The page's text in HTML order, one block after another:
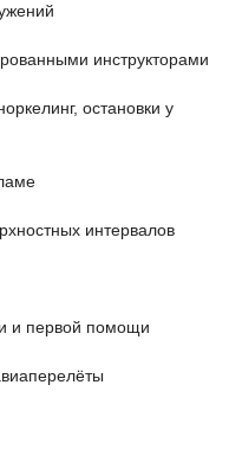
инструкторами
остановки у
интервалов
и первой помощи